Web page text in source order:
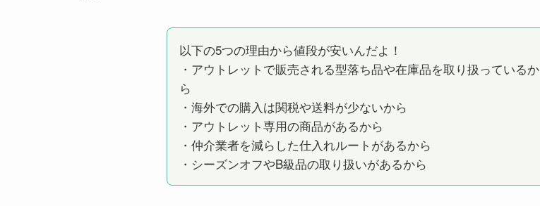
以下の5つの理由から値段が安いんだよ！
・アウトレットで販売される型落ち品や在庫品を取り扱っているか
ら
・海外での購入は関税や送料が少ないから
・アウトレット専用の商品があるから
・仲介業者を減らした仕入れルートがあるから
・シーズンオフやB級品の取り扱いがあるから